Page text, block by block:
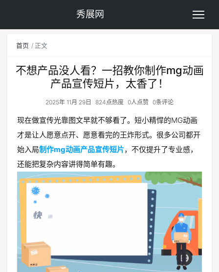
秀展网
首页 正文
不想产品没人看？一招教你制作mg动画
产品宣传短片，太香了！
2025年 11月 29日 824点热度 0人点赞 0条评论
现在做宣传光靠图文早就不够看了。短小精悍的MG动画
才是让人愿意点开、愿意看完的王炸形式。很多公司都开
始入局制作mg动画产品宣传短片，不仅提升了专业感，
还能把复杂内容讲得简单有趣。